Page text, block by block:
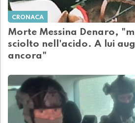
CRONACA
Morte Messina Denaro,
sciolto nell'acido. A lui
ancora"